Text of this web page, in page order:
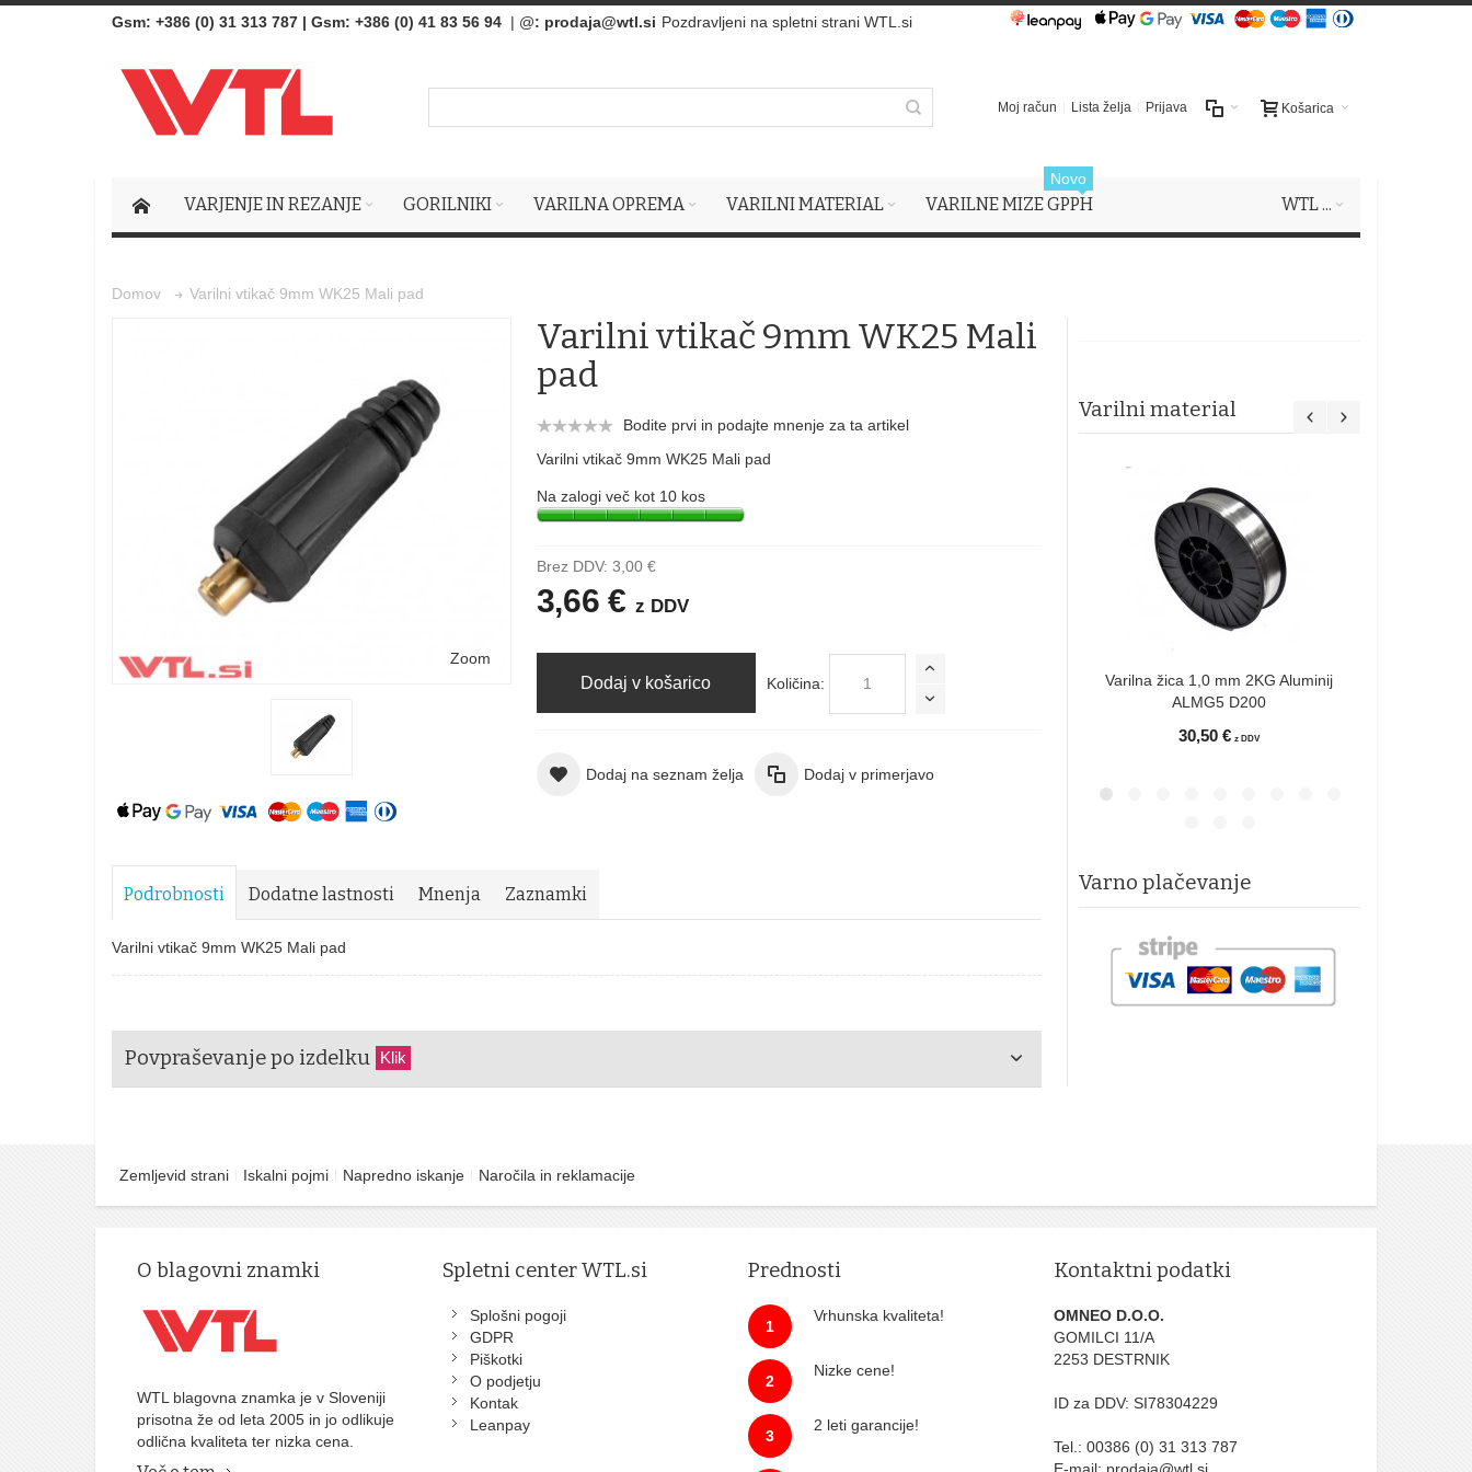
Gsm: +386 (0) 31 313 787 | Gsm: +386 (0) 41 83 56 94 | @: prodaja@wtl.si Pozdravljeni na spletni strani WTL.si
Košarica
Moj račun Lista želja Prijava
VARJENJE IN REZANJE GORILNIKI VARILNA OPREMA VARILNI MATERIAL VARILNE MIZE GPPH
Novo
WTL ...
Domov Varilni vtikač 9mm WK25 Mali pad
Zoom
Varilni vtikač 9mm WK25 Mali
pad
Bodite prvi in podajte mnenje za ta artikel
Varilni vtikač 9mm WK25 Mali pad
Na zalogi več kot 10 kos
Brez DDV: 3,00 €
3,66 € z DDV
Količina:
Dodaj v košarico
Dodaj na seznam želja Dodaj v primerjavo
Varilni material
Varilna žica 1,0 mm 2KG Aluminij
ALMG5 D200
30,50 €z DDV
Varno plačevanje
Podrobnosti Dodatne lastnosti Mnenja Zaznamki
Varilni vtikač 9mm WK25 Mali pad
Povpraševanje po izdelku Klik
Zemljevid strani Iskalni pojmi Napredno iskanje Naročila in reklamacije
O blagovni znamki
WTL blagovna znamka je v Sloveniji
prisotna že od leta 2005 in jo odlikuje
odlična kvaliteta ter nizka cena.
Spletni center WTL.si
Splošni pogoji
GDPR
Piškotki
O podjetju
Kontak
Leanpay
Prednosti
1
Vrhunska kvaliteta!
2
Nizke cene!
3
2 leti garancije!
Kontaktni podatki
OMNEO D.O.O.
GOMILCI 11/A
2253 DESTRNIK
ID za DDV: SI78304229
Tel.: 00386 (0) 31 313 787